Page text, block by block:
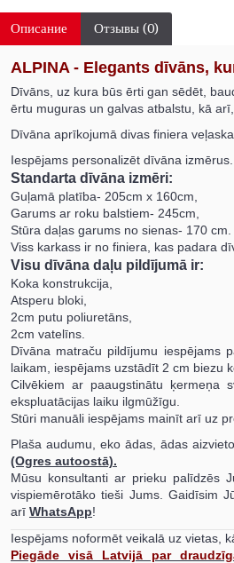
Описание Отзывы (0)
ALPINA - Elegants dīvāns,
Dīvāns, uz kura būs ērti gan sēdēt,
ērtu muguras un galvas atbalstu, kā
Dīvāna aprīkojumā divas finiera
Iespējams personalizēt dīvāna izmērus.
Standarta dīvāna izmēri:
Guļamā platība- 205cm x 160cm,
Garums ar roku balstiem- 245cm,
Stūra daļas garums no sienas- 170 cm.
Viss karkass ir no finiera, kas padara
Visu dīvāna daļu pildījumā ir:
Koka konstrukcija,
Atsperu bloki,
2cm putu poliuretāns,
2cm vatelīns.
Dīvāna matraču pildījumu iespējams
laikam, iespējams uzstādīt 2 cm biezu
Cilvēkiem ar paaugstinātu ķermeņa
ekspluatācijas laiku ilgmūžīgu.
Stūri manuāli iespējams mainīt arī uz
Plaša audumu, eko ādas, ādas
(Ogres autoostā).
Mūsu konsultanti ar prieku palīdzēs
vispiemērotāko tieši Jums. Gaidīsim
arī WhatsApp!
Iespējams noformēt veikalā uz vietas,
Piegāde visā Latvijā par